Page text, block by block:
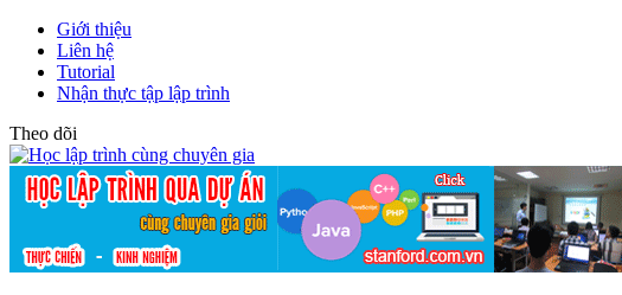
Giới thiệu
Liên hệ
Tutorial
Nhận thực tập lập trình
Theo dõi